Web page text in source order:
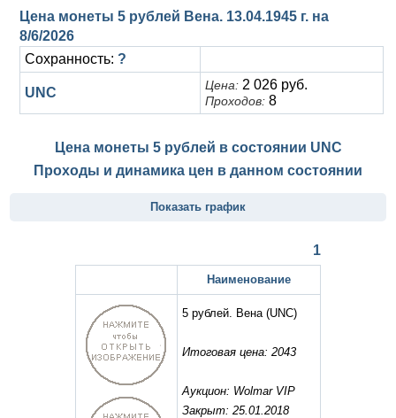
Цена монеты 5 рублей Вена. 13.04.1945 г. на
8/6/2026
Сохранность: ?
UNC Цена: 2 026 руб.
Проходов: 8
Цена монеты 5 рублей в состоянии UNC
Проходы и динамика цен в данном состоянии
Показать график
1
Наименование
5 рублей. Вена(UNC)
Итоговая цена: 2043
Аукцион: Wolmar VIP
Закрыт: 25.01.2018